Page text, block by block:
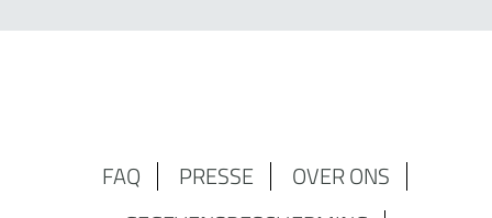
FAQ PRESSE
OVER ONS